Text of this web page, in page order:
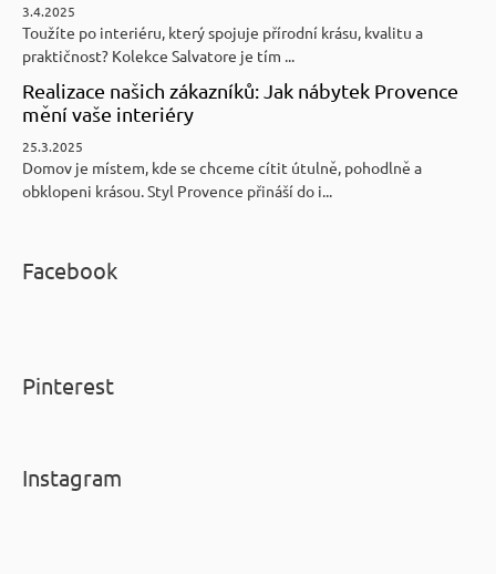
3.4.2025
Toužíte po interiéru, který spojuje přírodní krásu, kvalitu a
praktičnost? Kolekce Salvatore je tím ...
Realizace našich zákazníků: Jak nábytek Provence
mění vaše interiéry
25.3.2025
Domov je místem, kde se chceme cítit útulně, pohodlně a
obklopeni krásou. Styl Provence přináší do i...
Facebook
Pinterest
Instagram